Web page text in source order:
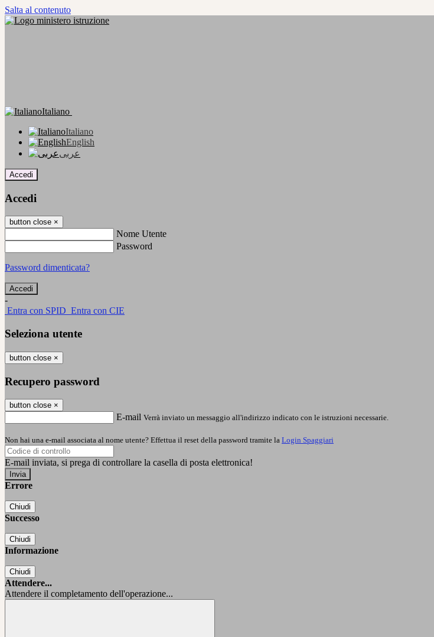
Salta al contenuto
Italiano
Italiano
English
عربى
Accedi
Accedi
button close ×
Nome Utente
Password
Password dimenticata?
-
Entra con SPID Entra con CIE
Seleziona utente
button close ×
Recupero password
button close ×
E-mail Verrà inviato un messaggio all'indirizzo indicato con le istruzioni necessarie.
Non hai una e-mail associata al nome utente? Effettua il reset della password tramite la Login Spaggiari
E-mail inviata, si prega di controllare la casella di posta elettronica!
Errore
Chiudi
Successo
Chiudi
Informazione
Chiudi
Attendere...
Attendere il completamento dell'operazione...